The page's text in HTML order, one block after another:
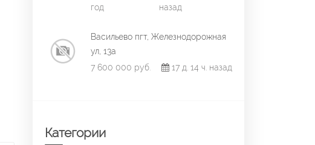
год
назад
Васильево пгт, Железнодорожная
ул, 13а
7 600 000 руб.
17 д. 14 ч. назад
Категории